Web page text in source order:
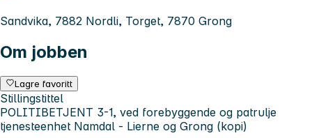
Sandvika, 7882 Nordli, Torget, 7870 Grong
Om jobben
Lagre favoritt
Stillingstittel
POLITIBETJENT 3-1, ved forebyggende og patrulje
tjenesteenhet Namdal - Lierne og Grong (kopi)